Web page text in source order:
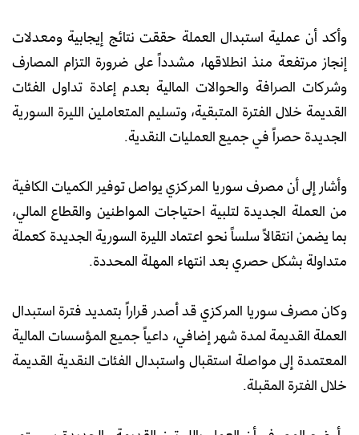
وأكد أن عملية استبدال العملة حققت نتائج إيجابية ومعدلات
إنجاز مرتفعة منذ انطلاقها، مشدداً على ضرورة التزام المصارف
وشركات الصرافة والحوالات المالية بعدم إعادة تداول الفئات
القديمة خلال الفترة المتبقية، وتسليم المتعاملين الليرة السورية
الجديدة حصراً في جميع العمليات النقدية.
وأشار إلى أن مصرف سوريا المركزي يواصل توفير الكميات الكافية
من العملة الجديدة لتلبية احتياجات المواطنين والقطاع المالي،
بما يضمن انتقالاً سلساً نحو اعتماد الليرة السورية الجديدة كعملة
متداولة بشكل حصري بعد انتهاء المهلة المحددة.
وكان مصرف سوريا المركزي قد أصدر قراراً بتمديد فترة استبدال
العملة القديمة لمدة شهر إضافي، داعياً جميع المؤسسات المالية
المعتمدة إلى مواصلة استقبال واستبدال الفئات النقدية القديمة
خلال الفترة المقبلة.